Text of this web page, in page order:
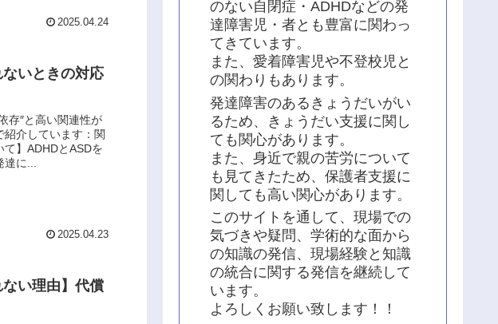
2025.04.24
ないときの対応
存″と高い関連性が
紹介しています：関
】ADHDとASDを
達に...
2025.04.23
ない理由】代償
のない自閉症・ADHDなどの発
達障害児・者とも豊富に関わっ
てきています。
また、愛着障害児や不登校児と
の関わりもあります。
発達障害のあるきょうだいがい
るため、きょうだい支援に関し
ても関心があります。
また、身近で親の苦労について
も見てきたため、保護者支援に
関しても高い関心があります。
このサイトを通して、現場での
気づきや疑問、学術的な面から
の知識の発信、現場経験と知識
の統合に関する発信を継続して
います。
よろしくお願い致します！！